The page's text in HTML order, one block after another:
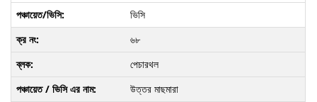
ভিসি
৬৮
পেচারথল
উত্তর মাছমারা